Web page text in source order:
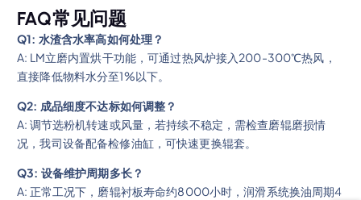
FAQ常见问题
Q1: 水渣含水率高如何处理？
A: LM立磨内置烘干功能，可通过热风炉接入200-300℃热风，
直接降低物料水分至1%以下。
Q2: 成品细度不达标如何调整？
A: 调节选粉机转速或风量，若持续不稳定，需检查磨辊磨损情
况，我司设备配备检修油缸，可快速更换辊套。
Q3: 设备维护周期多长？
A: 正常工况下，磨辊衬板寿命约8000小时，润滑系统换油周期4